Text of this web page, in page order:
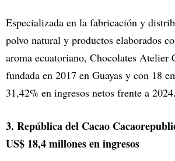
Especializada en la fabricación y
polvo natural y productos elaborados
aroma ecuatoriano, Chocolates Atelier
fundada en 2017 en Guayas y con 18
31,42% en ingresos netos frente a 2024.
3. República del Cacao
US$ 18,4 millones en ingresos